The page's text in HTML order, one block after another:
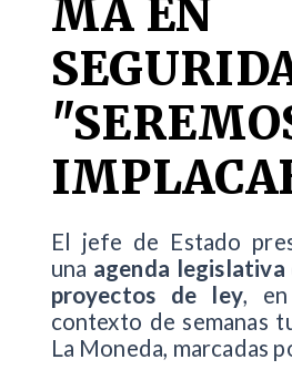
MA EN
El jefe de Estado
una agenda legislativa
proyectos de ley,
contexto de semanas
La Moneda, marcadas